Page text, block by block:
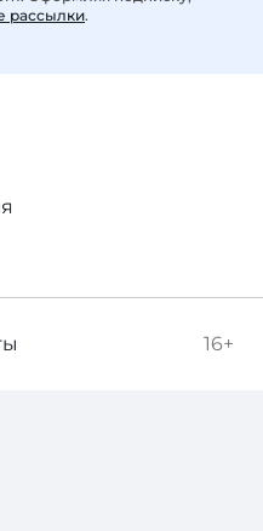
рассылки.
16+